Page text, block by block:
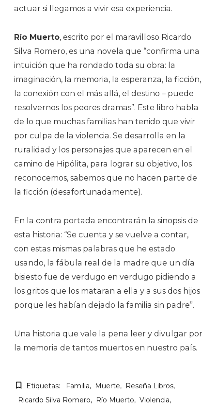
actuar si llegamos a vivir esa experiencia.
Río Muerto, escrito por el maravilloso Ricardo
Silva Romero, es una novela que “confirma una
intuición que ha rondado toda su obra: la
imaginación, la memoria, la esperanza, la ficción,
la conexión con el más allá, el destino – puede
resolvernos los peores dramas”. Este libro habla
de lo que muchas familias han tenido que vivir
por culpa de la violencia. Se desarrolla en la
ruralidad y los personajes que aparecen en el
camino de Hipólita, para lograr su objetivo, los
reconocemos, sabemos que no hacen parte de
la ficción (desafortunadamente).
En la contra portada encontrarán la sinopsis de
esta historia: “Se cuenta y se vuelve a contar,
con estas mismas palabras que he estado
usando, la fábula real de la madre que un día
bisiesto fue de verdugo en verdugo pidiendo a
los gritos que los mataran a ella y a sus dos hijos
porque les habían dejado la familia sin padre”.
Una historia que vale la pena leer y divulgar por
la memoria de tantos muertos en nuestro país.
Etiquetas: Familia Muerte
Reseña Libros
Ricardo Silva Romero
Río Muerto Violencia